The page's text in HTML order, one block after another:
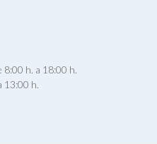
8:00 h. a 18:00 h.
13:00 h.